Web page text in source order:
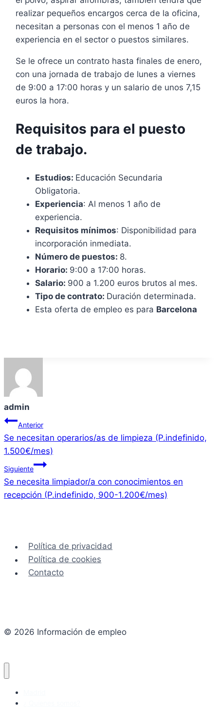
realizar pequeños encargos cerca de la oficina,
necesitan a personas con el menos 1 año de
experiencia en el sector o puestos similares.
Se le ofrece un contrato hasta finales de enero,
con una jornada de trabajo de lunes a viernes
de 9:00 a 17:00 horas y un salario de unos 7,15
euros la hora.
Requisitos para el puesto
de trabajo.
Estudios: Educación Secundaria
Obligatoria.
Experiencia: Al menos 1 año de
experiencia.
Requisitos mínimos: Disponibilidad para
incorporación inmediata.
Número de puestos: 8.
Horario: 9:00 a 17:00 horas.
Salario: 900 a 1.200 euros brutos al mes.
Tipo de contrato: Duración determinada.
Esta oferta de empleo es para Barcelona
admin
Navegación
de
entradas
Anterior
Se necesitan operarios/as de limpieza (P.indefinido,
1.500€/mes)
Siguiente
Se necesita limpiador/a con conocimientos en
recepción (P.indefinido, 900-1.200€/mes)
Política de privacidad
Política de cookies
Contacto
© 2026 Información de empleo